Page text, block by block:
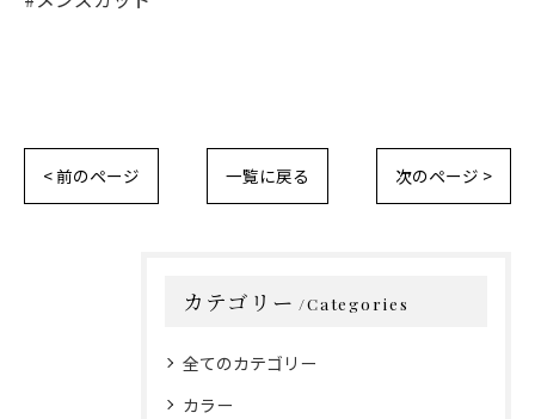
< 前のページ 一覧に戻る 次のページ >
カテゴリー Categories
全てのカテゴリー
カラー